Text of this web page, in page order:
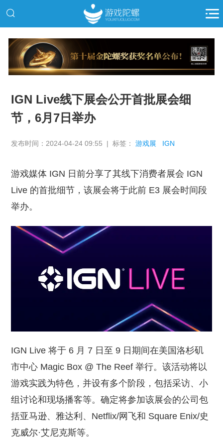
推广
IGN Live线下展会公开首批展会细
节，6月7日举办
发布时间：2024-04-24 09:55 | 标签：游戏展 IGN
游戏媒体 IGN 日前分享了其线下消费者展会 IGN
Live 的首批细节，该展会将于此前 E3 展会时间段
举办。
IGN Live 将于 6 月 7 日至 9 日期间在美国洛杉矶
市中心 Magic Box @ The Reef 举行。该活动将以
游戏实践为特色，并设有多个阶段，包括采访、小
组讨论和现场播客等。确定将参加该展会的公司包
括亚马逊、雅达利、Netflix/网飞和 Square Enix/史
克威尔·艾尼克斯等。